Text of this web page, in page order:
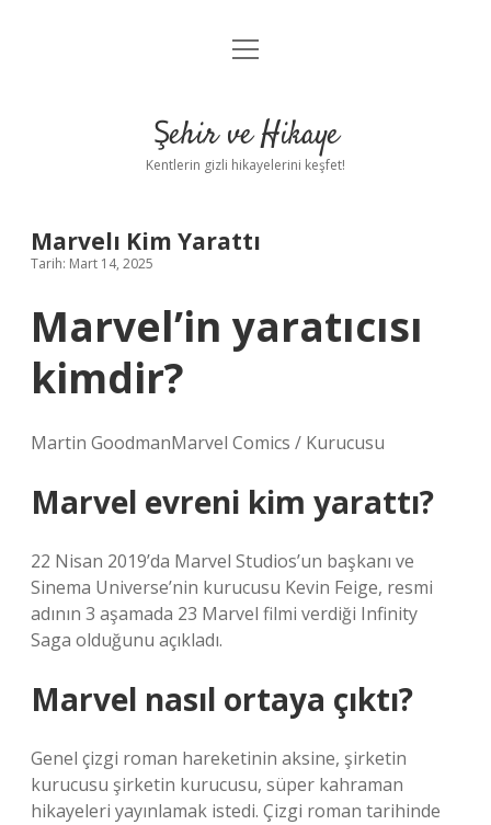
Anasayfa
Yasal Uyarı
menüyü
Şehir ve Hikaye
Kentlerin gizli hikayelerini keşfet!
Marvelı Kim Yarattı
Tarih: Mart 14, 2025
Marvel’in yaratıcısı
kimdir?
Martin GoodmanMarvel Comics / Kurucusu
Marvel evreni kim yarattı?
22 Nisan 2019’da Marvel Studios’un başkanı ve
Sinema Universe’nin kurucusu Kevin Feige, resmi
adının 3 aşamada 23 Marvel filmi verdiği Infinity
Saga olduğunu açıkladı.
Marvel nasıl ortaya çıktı?
Genel çizgi roman hareketinin aksine, şirketin
kurucusu şirketin kurucusu, süper kahraman
hikayeleri yayınlamak istedi. Çizgi roman tarihinde